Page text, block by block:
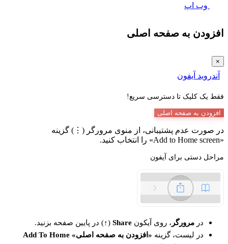
وب اپ
افزودن به صفحه اصلی
×
آندروید آیفون
فقط یک کلیک تا دسترسی سریع!
افزودن به صفحه اصلی
در صورت عدم پشتیبانی، از منوی مرورگر (⋮) گزینه
«Add to Home screen» را انتخاب کنید.
مراحل دستی برای آیفون
در مرورگر ، روی آیکون Share (↑) در پایین صفحه بزنید.
در لیست، گزینه
«افزودن به صفحه اصلی» Add To Home